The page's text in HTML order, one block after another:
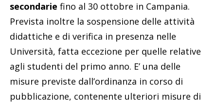
secondarie fino al 30 ottobre in Campania.
Prevista inoltre la sospensione delle attività
didattiche e di verifica in presenza nelle
Università, fatta eccezione per quelle relative
agli studenti del primo anno. E’ una delle
misure previste dall’ordinanza in corso di
pubblicazione, contenente ulteriori misure di